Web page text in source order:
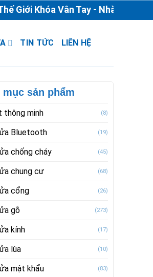
Khóa Vân Tay - Nhà Phân Phối
TIN TỨC LIÊN HỆ
mục sản phẩm
thông minh (8)
Bluetooth (19)
chống cháy (45)
chung cư (68)
cổng (26)
gỗ (273)
kính (17)
lùa (10)
mật khẩu (83)